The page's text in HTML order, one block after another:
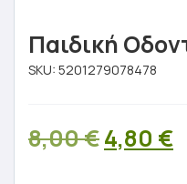
Παιδική
SKU: 5201279078478
8,00€Original
4,80 €Η